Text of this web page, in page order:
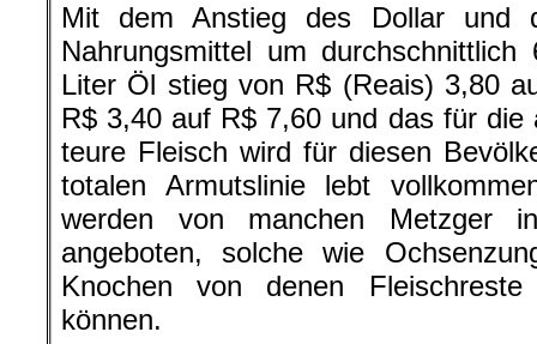
Mit dem Anstieg des Dollar und
Nahrungsmittel um
Liter Öl stieg von R$ (Reais) 3,80
R$ 3,40 auf R$ 7,60 und das für die
teure Fleisch wird für diesen
totalen Armutslinie lebt
werden von manchen Metzger
angeboten, solche wie
Knochen von denen
können.